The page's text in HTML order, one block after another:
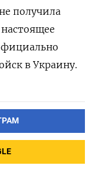
получила
в Украину.